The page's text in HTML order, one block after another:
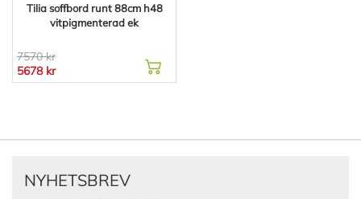
Tilia soffbord runt 88cm h48
vitpigmenterad ek
7570 kr
5678 kr
NYHETSBREV